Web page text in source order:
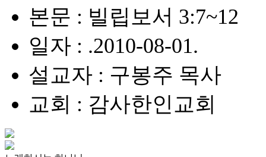
본문 : 빌립보서 3:7~12
일자 : .2010-08-01.
설교자 : 구봉주 목사
교회 : 감사한인교회